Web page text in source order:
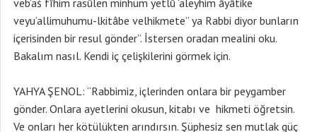
veb’aś fîhim rasûlen minhum yetlû ‘aleyhim âyâtike
veyu’allimuhumu-lkitâbe velhikmete” ya Rabbi diyor bunların
içerisinden bir resul gönder”. İstersen oradan mealini oku.
Bakalım nasıl. Kendi iç çelişkilerini görmek için.
YAHYA ŞENOL: “Rabbimiz, içlerinden onlara bir peygamber
gönder. Onlara ayetlerini okusun, kitabı ve hikmeti öğretsin.
Ve onları her kötülükten arındırsın. Şüphesiz sen mutlak güç